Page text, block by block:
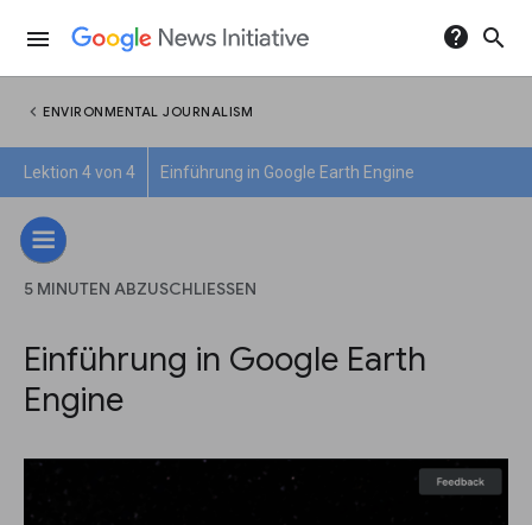
menu help search
chevron_left ENVIRONMENTAL JOURNALISM
Lektion 4 von 4 Einführung in Google Earth Engine
5 MINUTEN ABZUSCHLIESSEN
Einführung in Google Earth
Engine